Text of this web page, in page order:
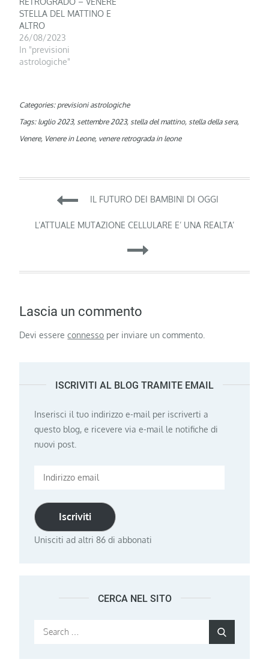
STELLA DEL MATTINO E
ALTRO
26/08/2023
In "previsioni
astrologiche"
Categories: previsioni astrologiche
Tags: luglio 2023, settembre 2023, stella del mattino, stella della sera,
Venere, Venere in Leone, venere retrograda in leone
Navigazione
articoli
IL FUTURO DEI BAMBINI DI OGGI
L’ATTUALE MUTAZIONE CELLULARE E’ UNA REALTA’
Lascia un commento
Devi essereconnesso per inviare un commento.
ISCRIVITI AL BLOG TRAMITE EMAIL
Inserisci il tuo indirizzo e-mail per iscriverti a
questo blog, e ricevere via e-mail le notifiche di
nuovi post.
Indirizzo
Iscriviti
Unisciti ad altri 86 di abbonati
CERCA NEL SITO
Search